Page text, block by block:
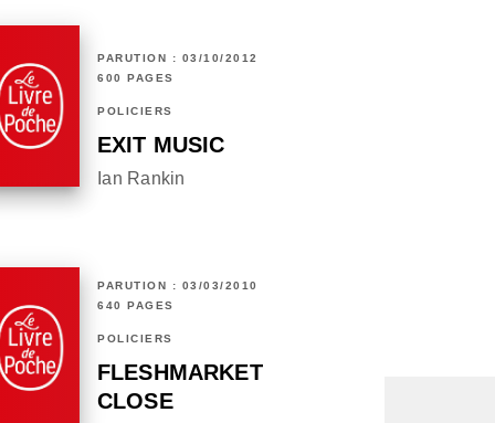
PARUTION : 03/10/2012
600 PAGES
POLICIERS
EXIT MUSIC
Ian Rankin
PARUTION : 03/03/2010
640 PAGES
POLICIERS
FLESHMARKET
CLOSE